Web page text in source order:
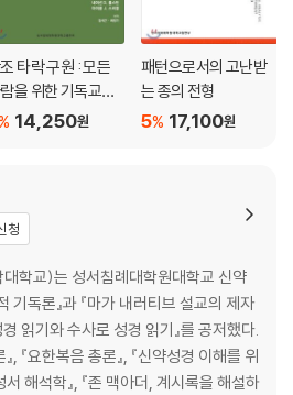
타락 구원 : 모든
을 위한 기독교신
14,250원
패턴으로서의 고난받
는 종의 전형
17,100원
5%
청
학교)는 성서침례대학원대학교 신약
기독론』과 『마가 내러티브 설교의 제자
경 읽기와 수사로 성경 읽기』를 공저했다.
, 『요한복음 총론』, 『신약성경 이해를 위
서 해석학』, 『존 맥아더, 계시록을 해설하